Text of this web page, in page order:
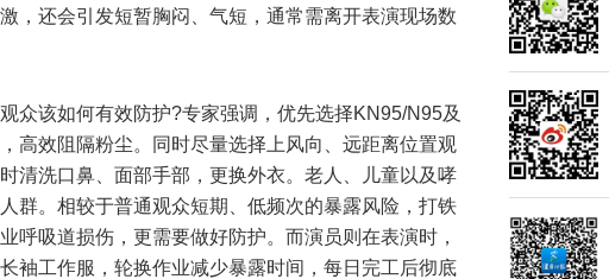
，还会引发短暂胸闷、气短，通常需离开表演现场数
众该如何有效防护?专家强调，优先选择KN95/N95及
高效阻隔粉尘。同时尽量选择上风向、远距离位置观
清洗口鼻、面部手部，更换外衣。老人、儿童以及哮
群。相较于普通观众短期、低频次的暴露风险，打铁
呼吸道损伤，更需要做好防护。而演员则在表演时，
袖工作服，轮换作业减少暴露时间，每日完工后彻底